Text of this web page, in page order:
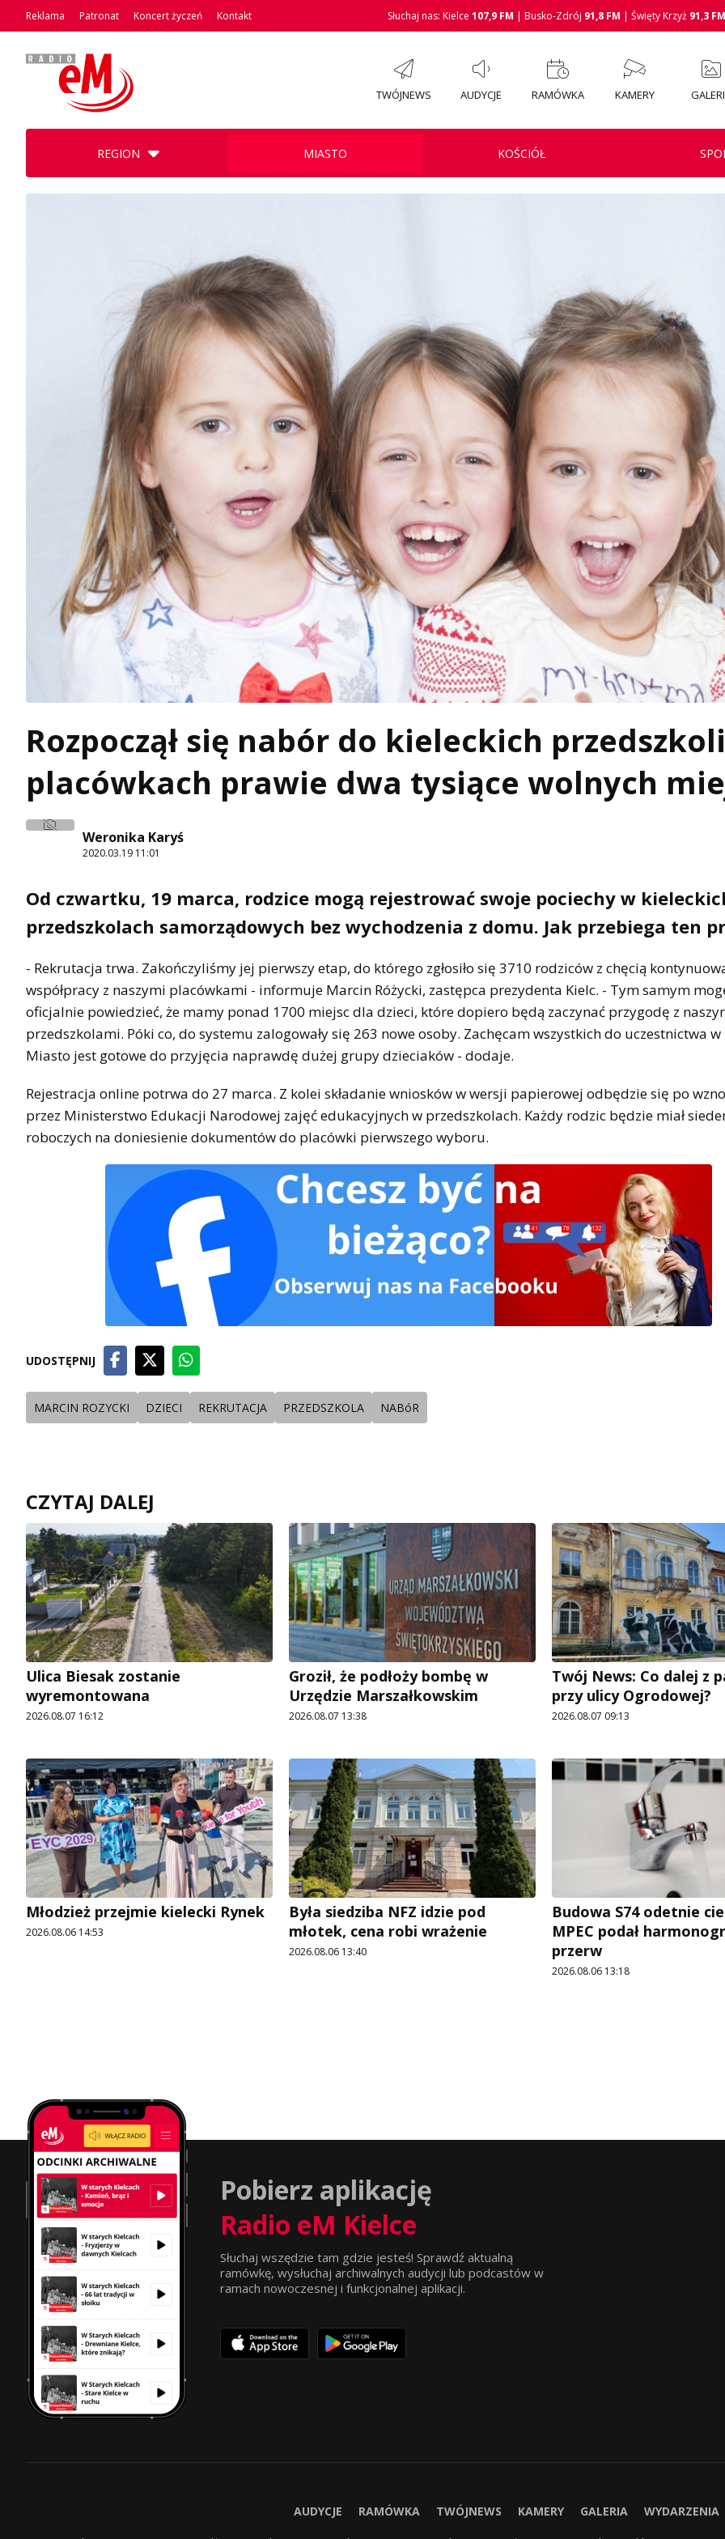
Reklama Patronat Koncert życzeń Kontakt Słuchaj nas: Kielce 107,9 FM | Busko-Zdrój 91,8 FM | Święty Krzyż 91,3 FM
TWÓJNEWS AUDYCJE RAMÓWKA KAMERY
REGION MIASTO KOŚCIÓŁ
Rozpoczął się nabór do kieleckich
placówkach prawie dwa tysiące wolnych
Weronika Karyś
2020.03.19 11:01
Od czwartku, 19 marca, rodzice mogą rejestrować swoje pociechy w
przedszkolach samorządowych bez wychodzenia z domu. Jak przebiega ten
- Rekrutacja trwa. Zakończyliśmy jej pierwszy etap, do którego zgłosiło się 3710 rodziców z chęcią
współpracy z naszymi placówkami - informuje Marcin Różycki, zastępca prezydenta Kielc. - Tym samym
oficjalnie powiedzieć, że mamy ponad 1700 miejsc dla dzieci, które dopiero będą zaczynać przygodę z
przedszkolami. Póki co, do systemu zalogowały się 263 nowe osoby. Zachęcam wszystkich do uczestnictwa
Miasto jest gotowe do przyjęcia naprawdę dużej grupy dzieciaków - dodaje.
Rejestracja online potrwa do 27 marca. Z kolei składanie wniosków w wersji papierowej odbędzie się po
przez Ministerstwo Edukacji Narodowej zajęć edukacyjnych w przedszkolach. Każdy rodzic będzie miał
roboczych na doniesienie dokumentów do placówki pierwszego wyboru.
UDOSTĘPNIJ
MARCIN ROZYCKI DZIECI REKRUTACJA PRZEDSZKOLA NABóR
CZYTAJ DALEJ
Ulica Biesak zostanie
wyremontowana
2026.08.07 16:12
Groził, że podłoży bombę w
Urzędzie Marszałkowskim
2026.08.07 13:38
Twój News: Co dalej z
przy ulicy Ogrodowej?
2026.08.07 09:13
Młodzież przejmie kielecki Rynek
2026.08.06 14:53
Była siedziba NFZ idzie pod
młotek, cena robi wrażenie
2026.08.06 13:40
Budowa S74 odetnie
MPEC podał
przerw
2026.08.06 13:18
Pobierz aplikację
Radio eM Kielce
Słuchaj wszędzie tam gdzie jesteś! Sprawdź aktualną
ramówkę, wysłuchaj archiwalnych audycji lub podcastów w
ramach nowoczesnej i funkcjonalnej aplikacji.
AUDYCJE RAMÓWKA TWÓJNEWS KAMERY GALERIA WYDARZENIA